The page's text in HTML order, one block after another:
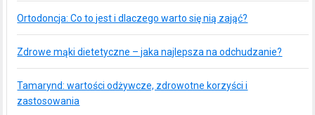
Ortodoncja: Co to jest i dlaczego warto się nią zająć?
Zdrowe mąki dietetyczne – jaka najlepsza na odchudzanie?
Tamarynd: wartości odżywcze, zdrowotne korzyści i
zastosowania